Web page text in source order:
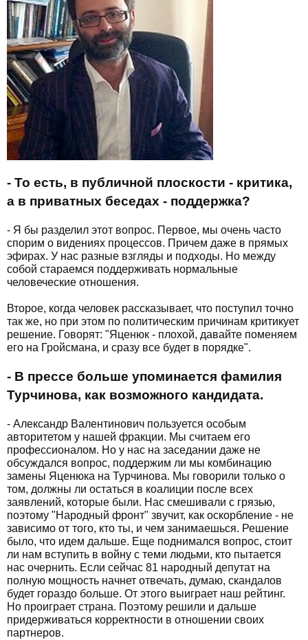
- То есть, в публичной плоскости - критика,
а в приватных беседах - поддержка?
- Я бы разделил этот вопрос. Первое, мы очень часто
спорим о видениях процессов. Причем даже в прямых
эфирах. У нас разные взгляды и подходы. Но между
собой стараемся поддерживать нормальные
человеческие отношения.
Второе, когда человек рассказывает, что поступил точно
так же, но при этом по политическим причинам критикует
решение. Говорят: "Яценюк - плохой, давайте поменяем
его на Гройсмана, и сразу все будет в порядке".
- В прессе больше упоминается фамилия
Турчинова, как возможного кандидата.
- Александр Валентинович пользуется особым
авторитетом у нашей фракции. Мы считаем его
профессионалом. Но у нас на заседании даже не
обсуждался вопрос, поддержим ли мы комбинацию
замены Яценюка на Турчинова. Мы говорили только о
том, должны ли остаться в коалиции после всех
заявлений, которые были. Нас смешивали с грязью,
поэтому "Народный фронт" звучит, как оскорбление - не
зависимо от того, кто ты, и чем занимаешься. Решение
было, что идем дальше. Еще поднимался вопрос, стоит
ли нам вступить в войну с теми людьми, кто пытается
нас очернить. Если сейчас 81 народный депутат на
полную мощность начнет отвечать, думаю, скандалов
будет гораздо больше. От этого выиграет наш рейтинг.
Но проиграет страна. Поэтому решили и дальше
придерживаться корректности в отношении своих
партнеров.